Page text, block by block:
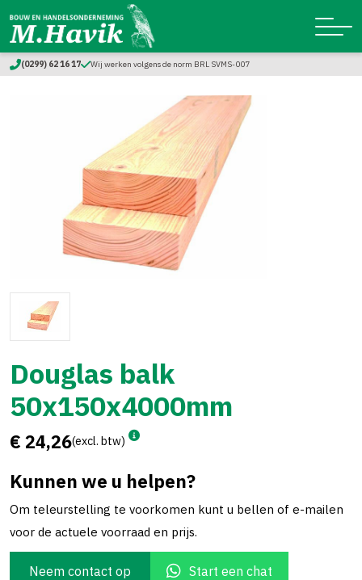
(0299) 62 16 17 Wij werken volgens de norm BRL SVMS-007
Douglas balk
50x150x4000mm
€ 24,26(excl. btw)
Kunnen we u helpen?
Om teleurstelling te voorkomen kunt u bellen of e-mailen
voor de actuele voorraad en prijs.
Neem contact op Start een chat